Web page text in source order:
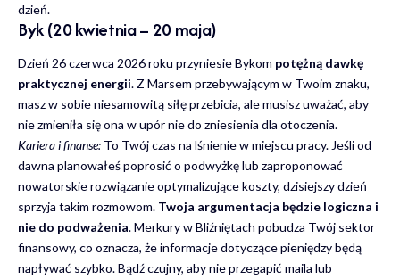
dzień.
Byk (20 kwietnia – 20 maja)
Dzień 26 czerwca 2026 roku przyniesie Bykom potężną dawkę
praktycznej energii. Z Marsem przebywającym w Twoim znaku,
masz w sobie niesamowitą siłę przebicia, ale musisz uważać, aby
nie zmieniła się ona w upór nie do zniesienia dla otoczenia.
Kariera i finanse: To Twój czas na lśnienie w miejscu pracy. Jeśli od
dawna planowałeś poprosić o podwyżkę lub zaproponować
nowatorskie rozwiązanie optymalizujące koszty, dzisiejszy dzień
sprzyja takim rozmowom. Twoja argumentacja będzie logiczna i
nie do podważenia. Merkury w Bliźniętach pobudza Twój sektor
finansowy, co oznacza, że informacje dotyczące pieniędzy będą
napływać szybko. Bądź czujny, aby nie przegapić maila lub